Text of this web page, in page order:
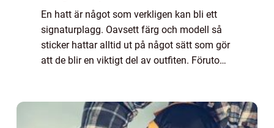
En hatt är något som verkligen kan bli ett
signaturplagg. Oavsett färg och modell så
sticker hattar alltid ut på något sätt som gör
att de blir en viktigt del av outfiten. Förutom